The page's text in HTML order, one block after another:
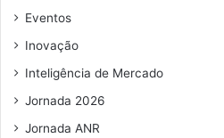
e
a
i
Eventos
Inovação
Inteligência de Mercado
Jornada 2026
Jornada ANR